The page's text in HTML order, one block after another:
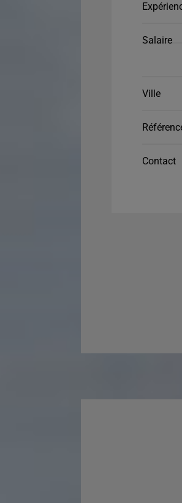
Salaire
Ville
Contact